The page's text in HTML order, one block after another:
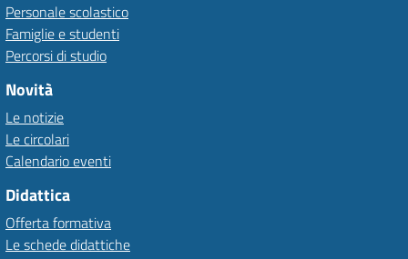
Personale scolastico
Famiglie e studenti
Percorsi di studio
Novità
Le notizie
Le circolari
Calendario eventi
Didattica
Offerta formativa
Le schede didattiche